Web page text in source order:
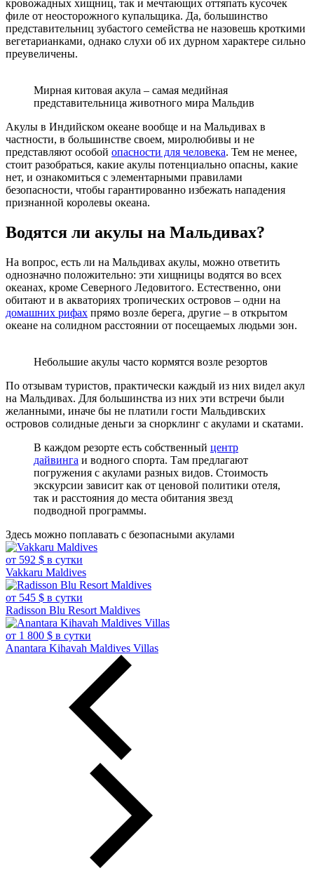
кровожадных хищниц, так и мечтающих оттяпать кусочек
филе от неосторожного купальщика. Да, большинство
представительниц зубастого семейства не назовешь кроткими
вегетарианками, однако слухи об их дурном характере сильно
преувеличены.
Мирная китовая акула – самая медийная
представительница животного мира Мальдив
Акулы в Индийском океане вообще и на Мальдивах в
частности, в большинстве своем, миролюбивы и не
представляют особой опасности для человека. Тем не менее,
стоит разобраться, какие акулы потенциально опасны, какие
нет, и ознакомиться с элементарными правилами
безопасности, чтобы гарантированно избежать нападения
признанной королевы океана.
Водятся ли акулы на Мальдивах?
На вопрос, есть ли на Мальдивах акулы, можно ответить
однозначно положительно: эти хищницы водятся во всех
океанах, кроме Северного Ледовитого. Естественно, они
обитают и в акваториях тропических островов – одни на
домашних рифах прямо возле берега, другие – в открытом
океане на солидном расстоянии от посещаемых людьми зон.
Небольшие акулы часто кормятся возле резортов
По отзывам туристов, практически каждый из них видел акул
на Мальдивах. Для большинства из них эти встречи были
желанными, иначе бы не платили гости Мальдивских
островов солидные деньги за снорклинг с акулами и скатами.
В каждом резорте есть собственный центр
дайвинга и водного спорта. Там предлагают
погружения с акулами разных видов. Стоимость
экскурсии зависит как от ценовой политики отеля,
так и расстояния до места обитания звезд
подводной программы.
Здесь можно поплавать с безопасными акулами
от 592 $ в сутки
Vakkaru Maldives
от 545 $ в сутки
Radisson Blu Resort Maldives
от 1 800 $ в сутки
Anantara Kihavah Maldives Villas